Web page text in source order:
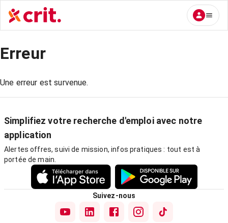
Erreur
Une erreur est survenue.
Simplifiez votre recherche d'emploi avec notre
application
Alertes offres, suivi de mission, infos pratiques : tout est à
portée de main.
Suivez-nous